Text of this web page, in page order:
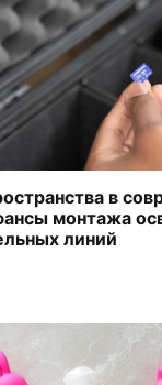
в
монтажа
линий